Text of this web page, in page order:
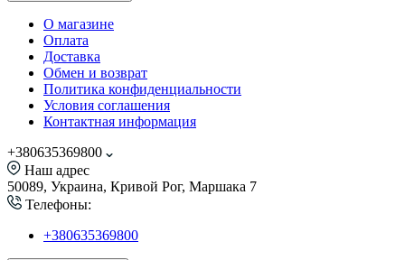
О магазине
Оплата
Доставка
Обмен и возврат
Политика конфиденциальности
Условия соглашения
Контактная информация
+380635369800
Наш адрес
50089, Украина, Кривой Рог, Маршака 7
Телефоны:
+380635369800